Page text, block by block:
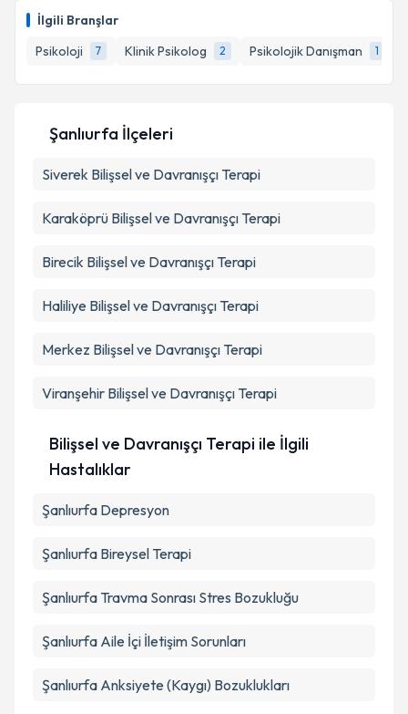
İlgili Branşlar
Psikoloji
7 Klinik Psikolog 2 Psikolojik Danışman 1
almanız için bir takvim hazırlandığında e-posta ile
bilgilendireceğiz.
E-posta Adresiniz
Kişisel verilerimin işlenmesine ilişkin
kapsamda işlenmesini kabul ediyorum.
Takvim Talebini Gönder
Şanlıurfa İlçeleri
Siverek Bilişsel ve Davranışçı Terapi
Karaköprü Bilişsel ve Davranışçı Terapi
Birecik Bilişsel ve Davranışçı Terapi
Haliliye Bilişsel ve Davranışçı Terapi
Merkez Bilişsel ve Davranışçı Terapi
Viranşehir Bilişsel ve Davranışçı Terapi
Bilişsel ve Davranışçı Terapi ile İlgili
Hastalıklar
Şanlıurfa Depresyon
Şanlıurfa Bireysel Terapi
Şanlıurfa Travma Sonrası Stres Bozukluğu
Şanlıurfa Aile İçi İletişim Sorunları
Şanlıurfa Anksiyete (Kaygı) Bozuklukları